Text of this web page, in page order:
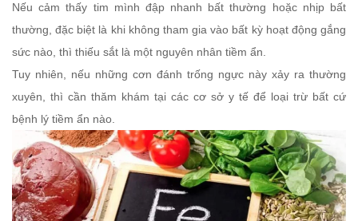
Nếu cảm thấy tim mình đập nhanh bất thường hoặc nhịp bất
thường, đặc biệt là khi không tham gia vào bất kỳ hoạt động gắng
sức nào, thì thiếu sắt là một nguyên nhân tiềm ẩn.
Tuy nhiên, nếu những cơn đánh trống ngực này xảy ra thường
xuyên, thì cần thăm khám tại các cơ sở y tế để loại trừ bất cứ
bệnh lý tiềm ẩn nào.